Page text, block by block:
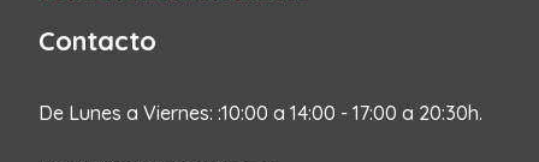
Contacto
De Lunes a Viernes: :10:00 a 14:00 - 17:00 a 20:30h.